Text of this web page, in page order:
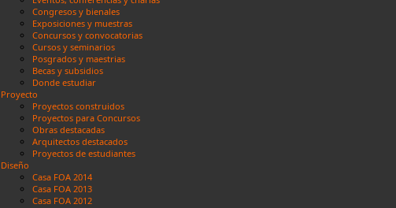
Congresos y bienales
Exposiciones y muestras
Concursos y convocatorias
Cursos y seminarios
Posgrados y maestrias
Becas y subsidios
Donde estudiar
Proyecto
Proyectos construidos
Proyectos para Concursos
Obras destacadas
Arquitectos destacados
Proyectos de estudiantes
Diseño
Casa FOA 2014
Casa FOA 2013
Casa FOA 2012